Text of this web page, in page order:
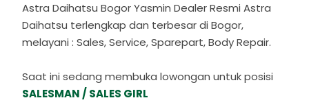
Astra Daihatsu Bogor Yasmin Dealer Resmi Astra
Daihatsu terlengkap dan terbesar di Bogor,
melayani : Sales, Service, Sparepart, Body Repair.
Saat ini sedang membuka lowongan untuk posisi
SALESMAN / SALES GIRL